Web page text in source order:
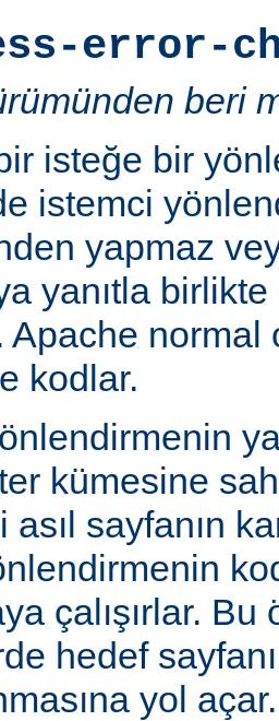
error-
beri
isteğe bir
istemci
yapmaz
yanıtla
Apache normal
kodlar.
kümesine
asıl sayfanın
çalışırlar.
hedef
yol açar.